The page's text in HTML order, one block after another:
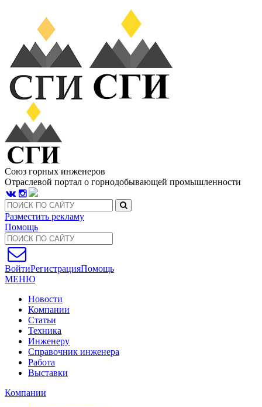
Союз горных инженеров
Отраслевой портал о горнодобывающей промышленности
Разместить рекламу
Помощь
ВойтиРегистрацияПомощь
МЕНЮ
Новости
Компании
Статьи
Техника
Инженеру
Справочник инженера
Работа
Выставки
Компании